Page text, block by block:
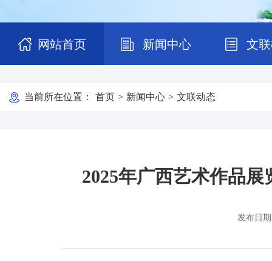
网站首页 新闻中心 文
当前所在位置： 首页 > 新闻中心 > 文联动态
2025年广西艺术作品
发布日